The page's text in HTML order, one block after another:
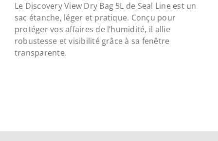
Le Discovery View Dry Bag 5L de Seal Line est un
sac étanche, léger et pratique. Conçu pour
protéger vos affaires de l’humidité, il allie
robustesse et visibilité grâce à sa fenêtre
transparente.